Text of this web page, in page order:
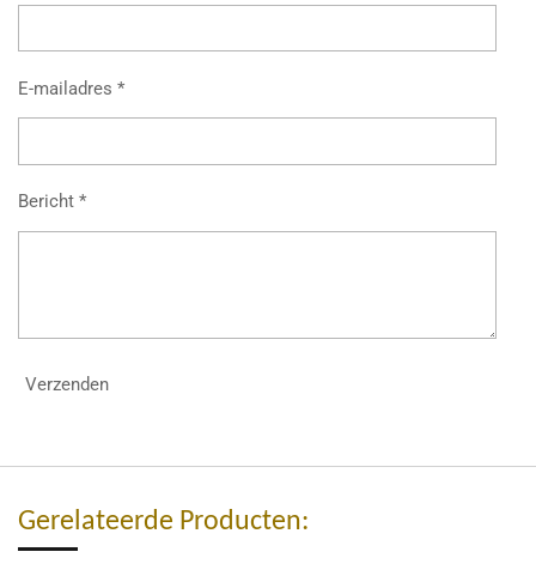
E-mailadres *
Bericht *
Verzenden
Gerelateerde Producten: